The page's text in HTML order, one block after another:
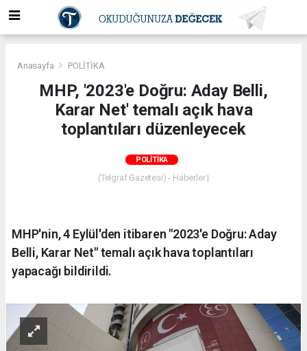
Anasayfa POLİTİKA
MHP, '2023'e Doğru: Aday Belli,
Karar Net' temalı açık hava
toplantıları düzenleyecek
POLİTİKA
(Telgraf Gazetesi) - Haberler |
MHP'nin, 4 Eylül'den itibaren "2023'e Doğru: Aday
Belli, Karar Net" temalı açık hava toplantıları
yapacağı bildirildi.